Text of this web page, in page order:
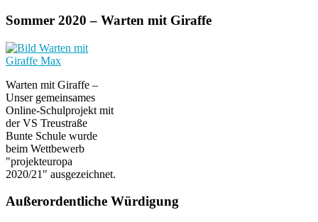
Sommer 2020 – Warten mit Giraffe
Warten mit Giraffe –
Unser gemeinsames
Online-Schulprojekt mit
der VS Treustraße
Bunte Schule wurde
beim Wettbewerb
"projekteuropa
2020/21" ausgezeichnet.
Außerordentliche Würdigung